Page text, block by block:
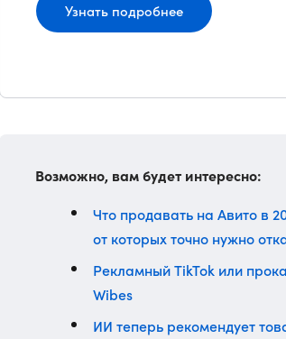
Узнать подробнее
Возможно, вам будет интересно:
Что продавать на Авито в
от которых точно нужно
Рекламный TikTok или
Wibes
ИИ теперь рекомендует